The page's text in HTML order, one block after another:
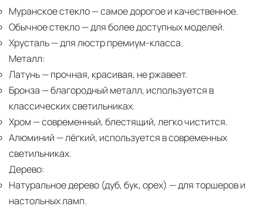
Муранское стекло— самое дорогое и качественное.
Обычное стекло— для более доступных моделей.
Хрусталь— для люстр премиум-класса.
Металл:
Латунь— прочная, красивая, не ржавеет.
Бронза — благородный металл, используется в
классических светильниках.
Хром — современный, блестящий, легко чистится.
Алюминий — лёгкий, используется в современных
светильниках.
Дерево:
Натуральное дерево (дуб, бук, орех) — для торшеров и
настольных ламп.